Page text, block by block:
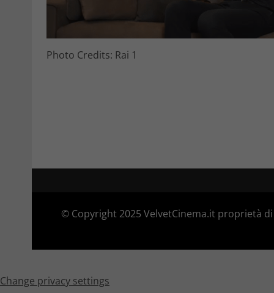
Photo Credits: Rai 1
© Copyright 2025 VelvetCinema.it proprietà di
Change privacy settings